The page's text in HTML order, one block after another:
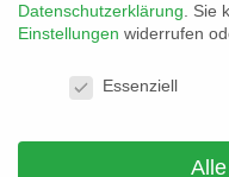
Samstag, den 9. 12. 2023...
Landesparteitag mit
Datenschutzerklärung
Sie
Einstellungen widerrufen
Essenziell